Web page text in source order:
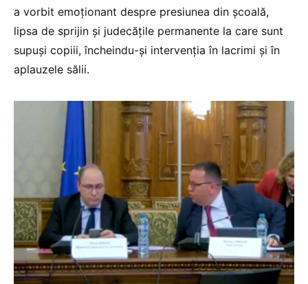
a vorbit emoționant despre presiunea din școală,
lipsa de sprijin și judecățile permanente la care sunt
supuși copiii, încheindu-și intervenția în lacrimi și în
aplauzele sălii.